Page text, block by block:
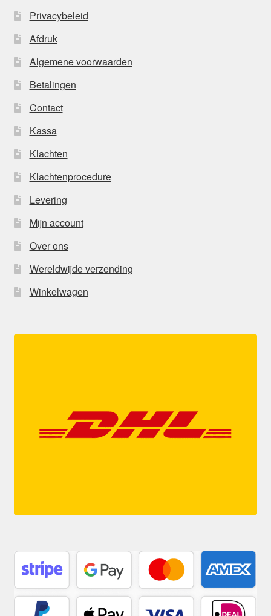
Privacybeleid
Afdruk
Algemene voorwaarden
Betalingen
Contact
Kassa
Klachten
Klachtenprocedure
Levering
Mijn account
Over ons
Wereldwijde verzending
Winkelwagen